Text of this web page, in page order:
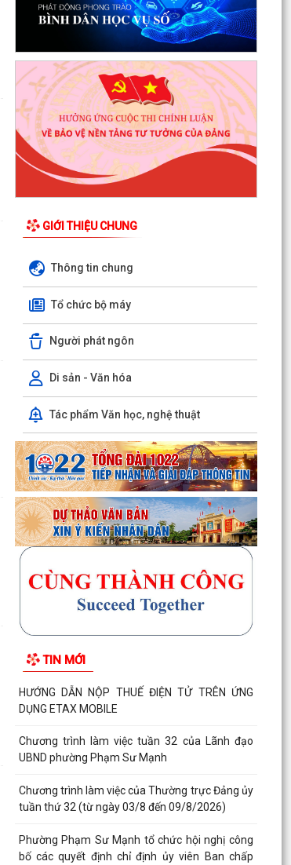
GIỚI THIỆU CHUNG
Thông tin chung
Tổ chức bộ máy
Người phát ngôn
Di sản - Văn hóa
Tác phẩm Văn học, nghệ thuật
TIN MỚI
HƯỚNG DẪN NỘP THUẾ ĐIỆN TỬ TRÊN ỨNG
DỤNG ETAX MOBILE
Chương trình làm việc tuần 32 của Lãnh đạo
UBND phường Phạm Sư Mạnh
Chương trình làm việc của Thường trực Đảng ủy
tuần thứ 32 (từ ngày 03/8 đến 09/8/2026)
Phường Phạm Sư Mạnh tổ chức hội nghị công
bố các quyết định chỉ định ủy viên Ban chấp